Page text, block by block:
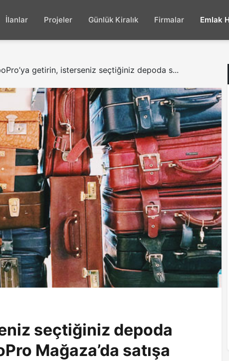
İlanlar Projeler Günlük Kiralık Firmalar Emlak
getirin, isterseniz seçtiğiniz depoda s...
seçtiğiniz depoda
Mağaza’da satışa